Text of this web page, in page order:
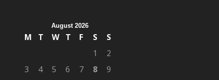
August 2026
M T W T F S
S
1
2
3
4 5 6 7 8 9